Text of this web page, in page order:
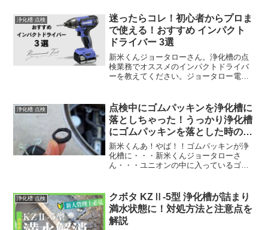
浄化槽 点検
迷ったらコレ！初心者からプロま
で使える！おすすめ インパクト
ドライバー 3選
新米くんジョータローさん。浄化槽の点
検業務でオススメのインパクトドライバ
ーを教えてください。ジョータロー電動
理士の浄島ジョータローです。インパク
トドライバーは浄化槽...
浄化槽 点検
点検中にゴムパッキンを浄化槽に
落としちゃった！うっかり浄化槽
にゴムパッキンを落とした時の対
処法
新米くんあ！やば！！ゴムパッキンが浄
化槽に・・・新米くんジョータローさ
ん・・・ユニオンの中に入っているゴム
ョータロー予備のゴムパッキン持ってね
ーのか？しょーがねーな。こ...
浄化槽 点検
クボタ KZⅡ-5型 浄化槽が詰まり
満水状態に！対処方法と注意点を
解説